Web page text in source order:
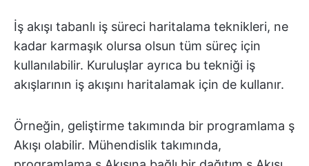
İş akışı tabanlı iş süreci haritalama teknikleri, ne
kadar karmaşık olursa olsun tüm süreç için
kullanılabilir. Kuruluşlar ayrıca bu tekniği iş
akışlarının iş akışını haritalamak için de kullanır.
Örneğin, geliştirme takımında bir programlama ş
Akışı olabilir. Mühendislik takımında,